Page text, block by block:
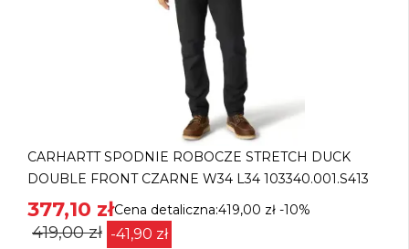
CARHARTT SPODNIE ROBOCZE STRETCH DUCK
DOUBLE FRONT CZARNE W34 L34 103340.001.S413
Cena detaliczna:419,00 zł -10%
377,10 zł
419,00 zł -41,90 zł